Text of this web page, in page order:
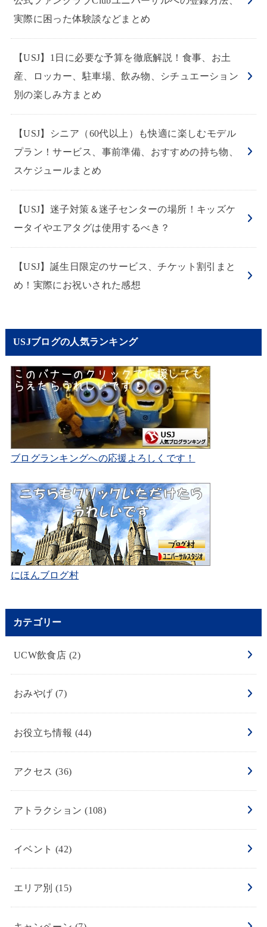
実際に困った体験談などまとめ
【USJ】1日に必要な予算を徹底解説！食事、お土
産、ロッカー、駐車場、飲み物、シチュエーション
別の楽しみ方まとめ
【USJ】シニア（60代以上）も快適に楽しむモデル
プラン！サービス、事前準備、おすすめの持ち物、
スケジュールまとめ
【USJ】迷子対策＆迷子センターの場所！キッズケ
ータイやエアタグは使用するべき？
【USJ】誕生日限定のサービス、チケット割引まと
め！実際にお祝いされた感想
USJブログの人気ランキング
ブログランキングへの応援よろしくです！
にほんブログ村
カテゴリー
UCW飲食店 (2)
おみやげ (7)
お役立ち情報 (44)
アクセス (36)
アトラクション(108)
イベント (42)
エリア別 (15)